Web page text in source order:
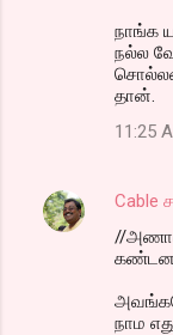
நாங்க
நல்ல
தான்.
11:25
Cable
//
நாம